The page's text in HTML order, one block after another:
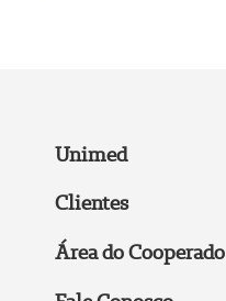
Unimed
Clientes
Área do Cooperado